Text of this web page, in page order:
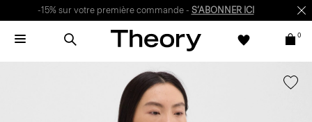
-15% sur votre première commande - S’ABONNER ICI
0